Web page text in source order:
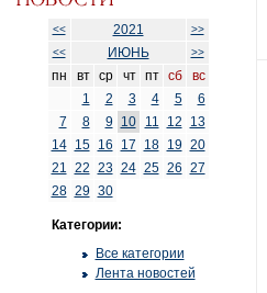
<< 2021
>>
<<
ИЮНЬ >>
пн вт ср чт пт сб
вс
1
2 3 4 5
6
7
8 9 10 11 12
13
14
15 16 17 18 19 20
21 22 23 24 25 26 27
28 29 30
Категории:
Все категории
Лента новостей